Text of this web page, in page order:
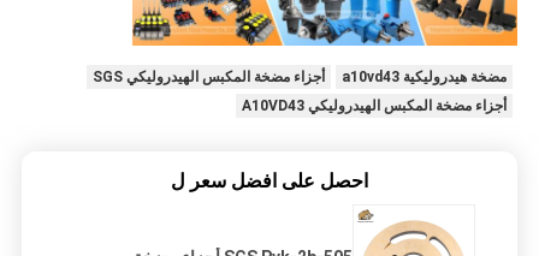
مضخة هيدروليكية a10vd43
أجزاء مضخة المكبس الهيدروليكي SGS
أجزاء مضخة المكبس الهيدروليكي A10VD43
احصل على افضل سعر ل